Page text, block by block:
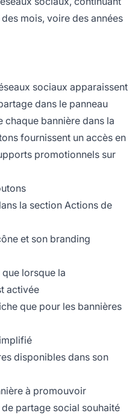
mois, voire des années
sociaux apparaissent
dans le panneau
bannière dans la
fournissent un accès en
promotionnels sur
la section Actions de
et son branding
que lorsque la
activée
que pour les bannières
disponibles dans son
à promouvoir
partage social souhaité